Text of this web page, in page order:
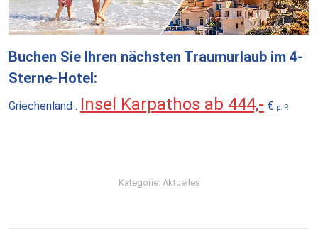
Buchen Sie Ihren nächsten Traumurlaub im 4-
Sterne-Hotel:
Griechenland . Insel Karpathos ab 444,- € p. P.
Kategorie: Aktuelles